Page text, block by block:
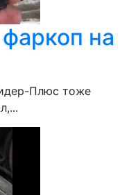
на
Плюс тоже